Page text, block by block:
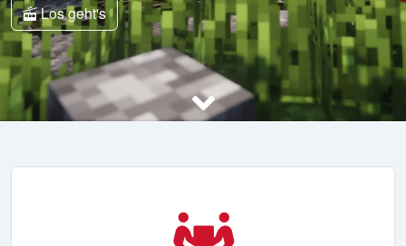
Los geht's